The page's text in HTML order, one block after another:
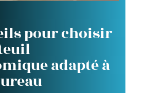
pour choisir
adapté à